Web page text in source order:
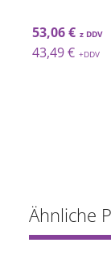
53,06 €
43,49 €
Ähnliche